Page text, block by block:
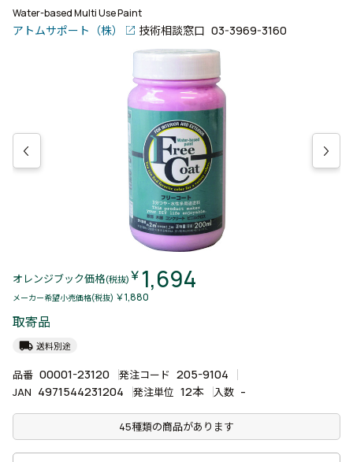
Water-based Multi Use Paint
アトムサポート（株） 技術相談窓口 03-3969-3160
オレンジブック価格(税抜) ￥ 1,694
メーカー希望小売価格(税抜) ￥1,880
取寄品
local_shipping 送料別途
品番 00001-23120 発注コード 205-9104
JAN 4971544231204 発注単位 12本 入数 -
45種類の商品があります